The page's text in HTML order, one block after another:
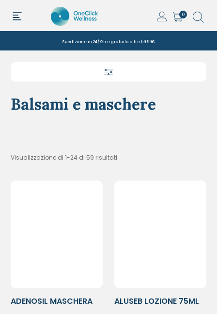
0
Spedizione in 24/72h e gratuita oltre 59,99€
Balsami e maschere
Visualizzazione di 1-24 di 59 risultati
ADENOSIL MASCHERA
ALUSEB LOZIONE 75ML